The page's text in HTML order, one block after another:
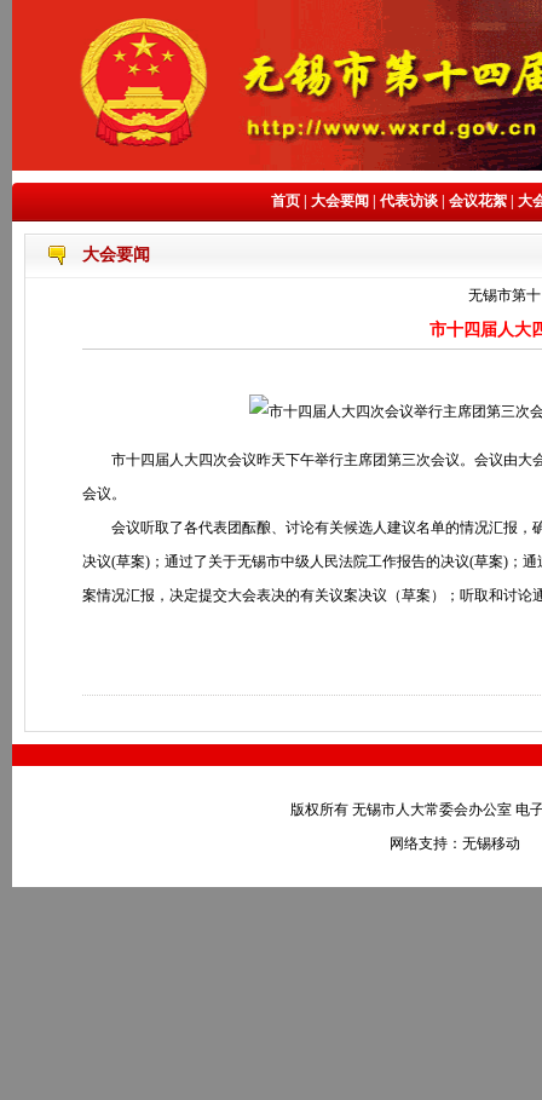
首页 大会要闻 代表访谈 会议花絮 大
大会要闻
无锡市第
市十四届人大
市十四届人大四次会议昨天下午举行主席团第三次会议。会议由大
会议。
会议听取了各代表团酝酿、讨论有关候选人建议名单的情况汇报，
决议(草案)；通过了关于无锡市中级人民法院工作报告的决议(草案)；
案情况汇报，决定提交大会表决的有关议案决议（草案）；听取和
版权所有 无锡市人大常委会办公室 电
网络支持：无锡移动